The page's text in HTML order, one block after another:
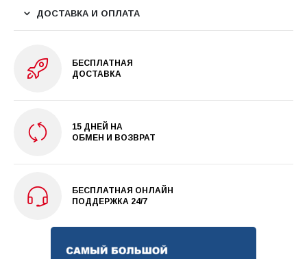
ДОСТАВКА И ОПЛАТА
БЕСПЛАТНАЯ
ДОСТАВКА
15 ДНЕЙ НА
ОБМЕН И ВОЗВРАТ
БЕСПЛАТНАЯ ОНЛАЙН
ПОДДЕРЖКА 24/7